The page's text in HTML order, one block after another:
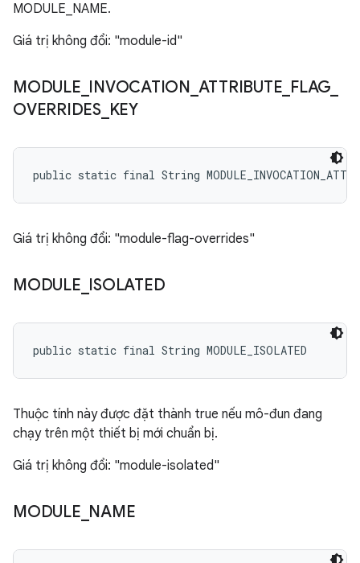
MODULE_NAME.
Giá trị không đổi: "module-id"
MODULE INVOCATION ATTRIBUTE FLAG
OVERRIDES_ KEY
public static final String
Giá trị không đổi: "module-flag-overrides"
MODULE ISOLATED
public static final String MODULE_ISOLATED
Thuộc tính này được đặt thành true nếu mô-đun đang
chạy trên một thiết bị mới chuẩn bị.
Giá trị không đổi: "module-isolated"
MODULE NAME